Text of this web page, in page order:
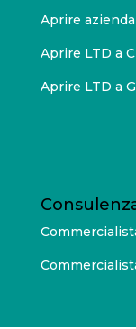
Aprire
Aprire LTD a
Aprire LTD a